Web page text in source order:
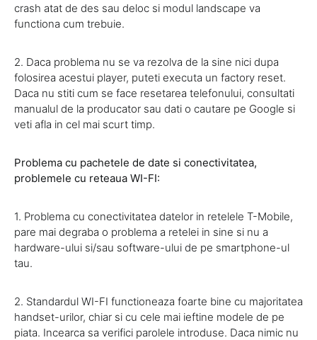
crash atat de des sau deloc si modul landscape va
functiona cum trebuie.
2. Daca problema nu se va rezolva de la sine nici dupa
folosirea acestui player, puteti executa un factory reset.
Daca nu stiti cum se face resetarea telefonului, consultati
manualul de la producator sau dati o cautare pe Google si
veti afla in cel mai scurt timp.
Problema cu pachetele de date si conectivitatea,
problemele cu reteaua WI-FI:
1. Problema cu conectivitatea datelor in retelele T-Mobile,
pare mai degraba o problema a retelei in sine si nu a
hardware-ului si/sau software-ului de pe smartphone-ul
tau.
2. Standardul WI-FI functioneaza foarte bine cu majoritatea
handset-urilor, chiar si cu cele mai ieftine modele de pe
piata. Incearca sa verifici parolele introduse. Daca nimic nu